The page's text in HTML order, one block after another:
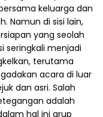
keluarga dan
Namun di sisi lain,
yang seolah
seringkali menjadi
terutama
acara di luar
dan asri. Salah
adalah
hal ini grup